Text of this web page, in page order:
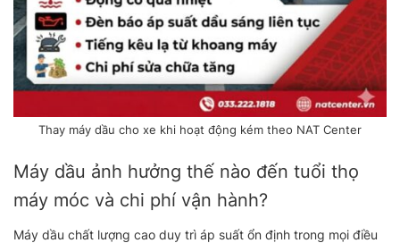
Thay máy dầu cho xe khi hoạt động kém theo NAT Center
Máy dầu ảnh hưởng thế nào đến tuổi thọ
máy móc và chi phí vận hành?
Máy dầu chất lượng cao duy trì áp suất ổn định trong mọi điều